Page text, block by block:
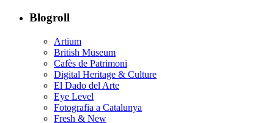
Blogroll
Artium
British Museum
Cafès de Patrimoni
Digital Heritage & Culture
El Dado del Arte
Eye Level
Fotografia a Catalunya
Fresh & New